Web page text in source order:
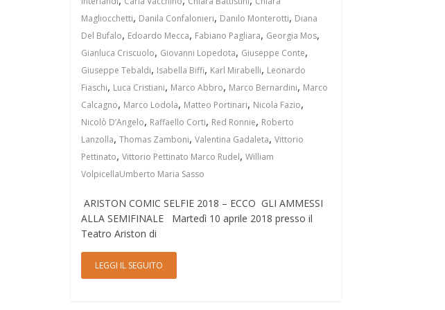
Magliocchetti, Danila Confalonieri, Danilo Monterotti, Diana
Del Bufalo, Edoardo Mecca, Fabiano Pagliara, Georgia Mos,
Gianluca Criscuolo, Giovanni Lopedota, Giuseppe Conte,
Giuseppe Tebaldi, Isabella Biffi, Karl Mirabelli, Leonardo
Fiaschi, Luca Cristiani, Marco Abbro, Marco Bernardini, Marco
Calcagno, Marco Lodola, Matteo Portinari, Nicola Fazio,
Nicolò D’Angelo, Raffaello Corti, Red Ronnie, Roberto
Lanzolla, Thomas Zamboni, Valentina Gadaleta, Vittorio
Pettinato, Vittorio Pettinato Marco Rudel, William
VolpicellaUmberto Maria Sasso
ARISTON COMIC SELFIE 2018 – ECCO GLI AMMESSI
ALLA SEMIFINALE Martedì 10 aprile 2018 presso il
Teatro Ariston di
LEGGI IL SEGUITO